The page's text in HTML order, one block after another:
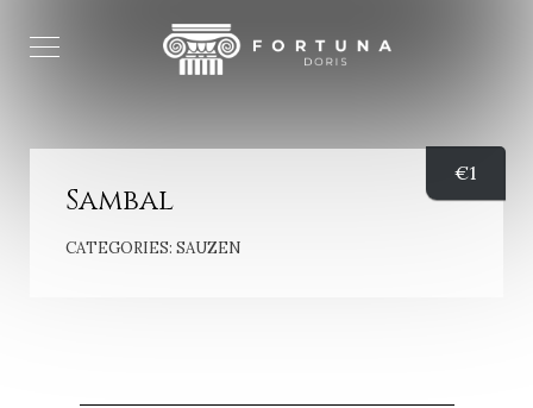
Sambal
CATEGORIES: SAUZEN
€1